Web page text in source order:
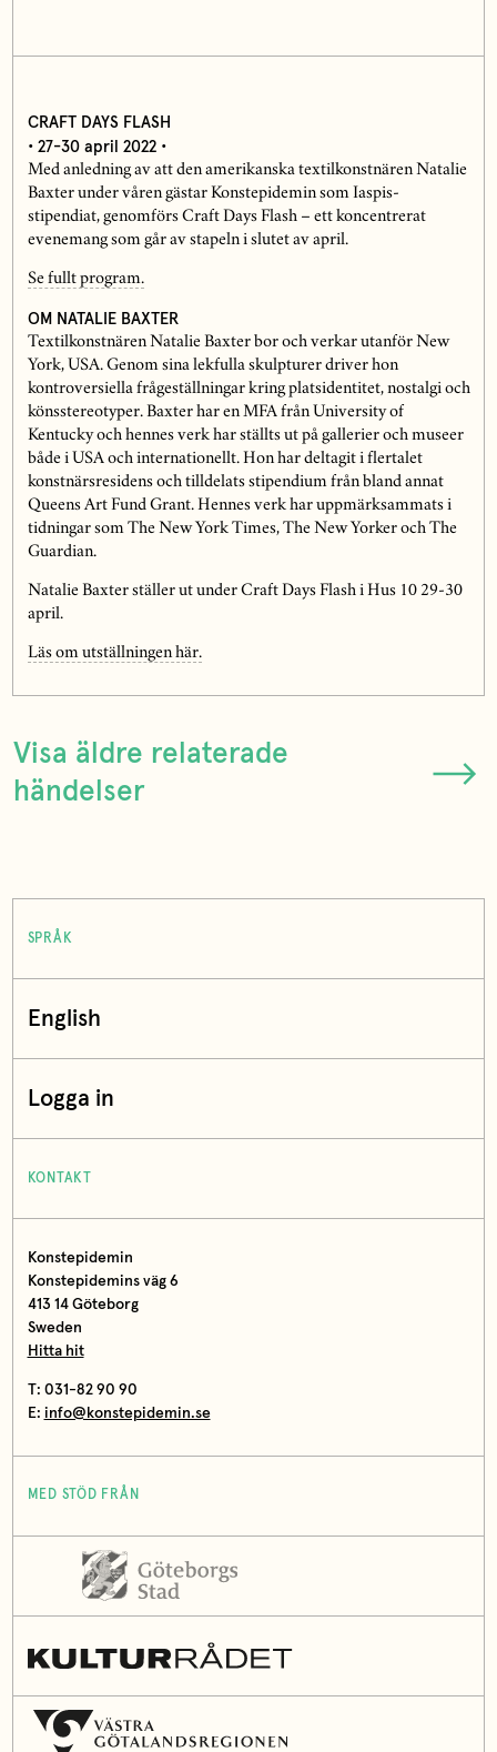
CRAFT DAYS FLASH
• 27-30 april 2022 •
Med anledning av att den amerikanska textilkonstnären Natalie
Baxter under våren gästar Konstepidemin som Iaspis-
stipendiat, genomförs Craft Days Flash – ett koncentrerat
evenemang som går av stapeln i slutet av april.
Se fullt program.
OM NATALIE BAXTER
Textilkonstnären Natalie Baxter bor och verkar utanför New
York, USA. Genom sina lekfulla skulpturer driver hon
kontroversiella frågeställningar kring platsidentitet, nostalgi och
könsstereotyper. Baxter har en MFA från University of
Kentucky och hennes verk har ställts ut på gallerier och museer
både i USA och internationellt. Hon har deltagit i flertalet
konstnärsresidens och tilldelats stipendium från bland annat
Queens Art Fund Grant. Hennes verk har uppmärksammats i
tidningar som The New York Times, The New Yorker och The
Guardian.
Natalie Baxter ställer ut under Craft Days Flash i Hus 10 29-30
april.
Läs om utställningen här.
Visa äldre relaterade
händelser
SPRÅK
English
Logga in
KONTAKT
Konstepidemin
Konstepidemins väg 6
413 14 Göteborg
Sweden
Hitta hit
T: 031-82 90 90
E: info@konstepidemin.se
MED STÖD FRÅN